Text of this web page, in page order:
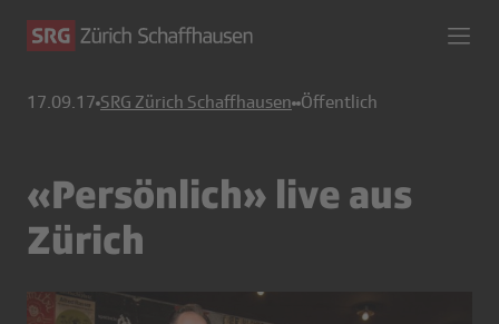
17.09.17 SRG Zürich Schaffhausen Öffentlich
«Persönlich» live aus
Zürich